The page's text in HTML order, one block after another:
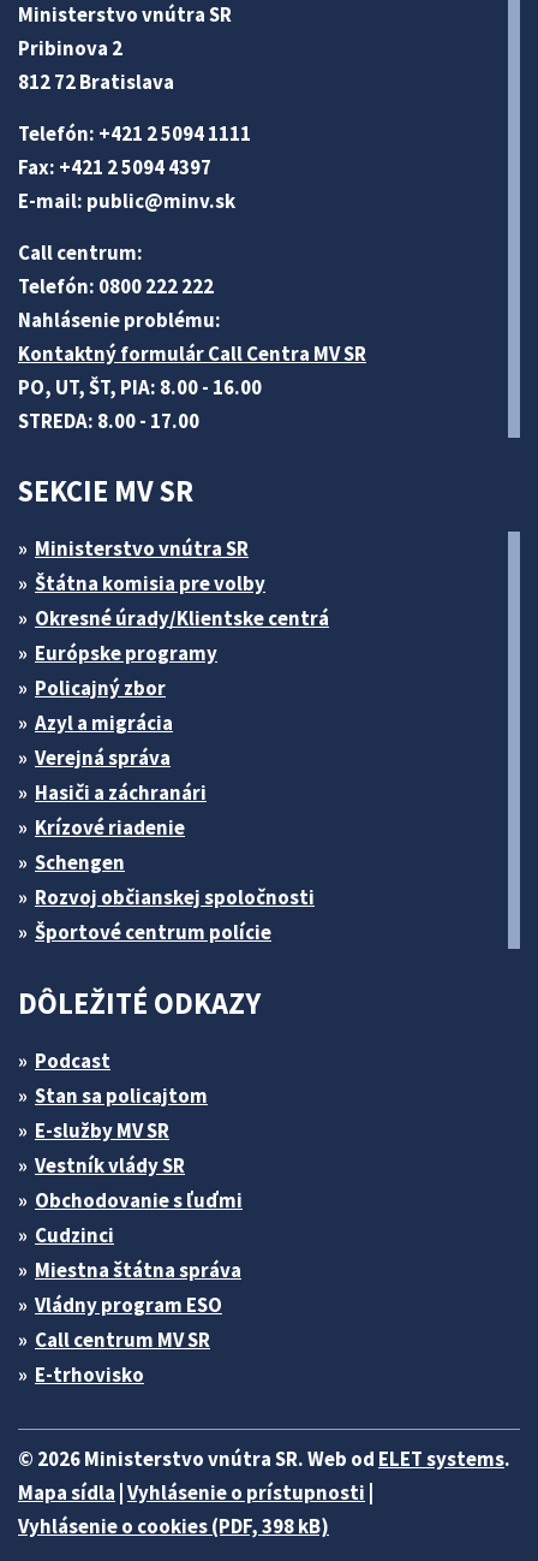
Ministerstvo vnútra SR
Pribinova 2
812 72 Bratislava
Telefón: +421 2 5094 1111
Fax: +421 2 5094 4397
E-mail: public@minv.sk
Call centrum:
Telefón: 0800 222 222
Nahlásenie problému:
Kontaktný formulár Call Centra MV SR
PO, UT, ŠT, PIA: 8.00 - 16.00
STREDA: 8.00 - 17.00
SEKCIE MV SR
Ministerstvo vnútra SR
Štátna komisia pre volby
Okresné úrady/Klientske centrá
Európske programy
Policajný zbor
Azyl a migrácia
Verejná správa
Hasiči a záchranári
Krízové riadenie
Schengen
Rozvoj občianskej spoločnosti
Športové centrum polície
DÔLEŽITÉ ODKAZY
Podcast
Stan sa policajtom
E-služby MV SR
Vestník vlády SR
Obchodovanie s ľuďmi
Cudzinci
Miestna štátna správa
Vládny program ESO
Call centrum MV SR
E-trhovisko
© 2026 Ministerstvo vnútra SR. Web od ELET systems.
Mapa sídla Vyhlásenie o prístupnosti
Vyhlásenie o cookies (PDF, 398 kB)